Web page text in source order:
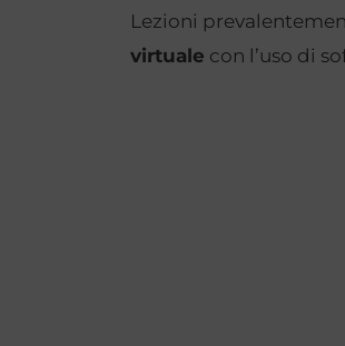
Lezioni
virtuale con l’uso di